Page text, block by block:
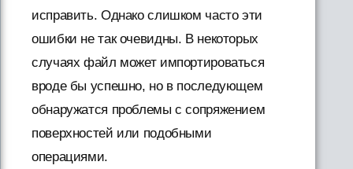
исправить. Однако слишком часто эти
ошибки не так очевидны. В некоторых
случаях файл может импортироваться
вроде бы успешно, но в последующем
обнаружатся проблемы с сопряжением
поверхностей или подобными
операциями.